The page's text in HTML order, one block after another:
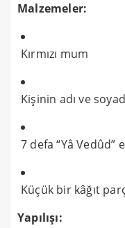
Malzemeler:
Kırmızı mum
Kişinin adı ve
7 defa “Yâ Vedûd”
Küçük bir kâğıt
Yapılışı: